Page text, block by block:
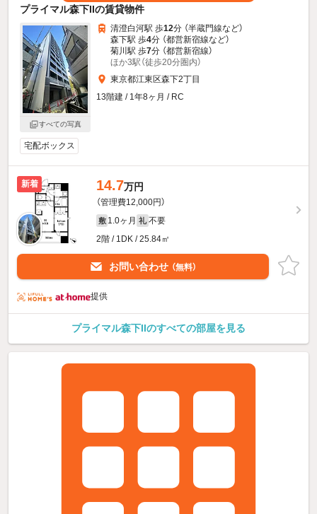
プライマル森下IIの賃貸物件
すべての写真
清澄白河駅 歩12分 （半蔵門線など）
森下駅 歩4分 （都営新宿線など）
菊川駅 歩7分 （都営新宿線）
ほか3駅（徒歩20分圏内）
東京都江東区森下2丁目
13階建 / 1年8ヶ月 / RC
宅配ボックス
新着 14.7万円
（管理費12,000円）
敷 1.0ヶ月 礼 不要
2階 / 1DK / 25.84㎡
お問い合わせ （無料）
提供
プライマル森下IIのすべての部屋を見る